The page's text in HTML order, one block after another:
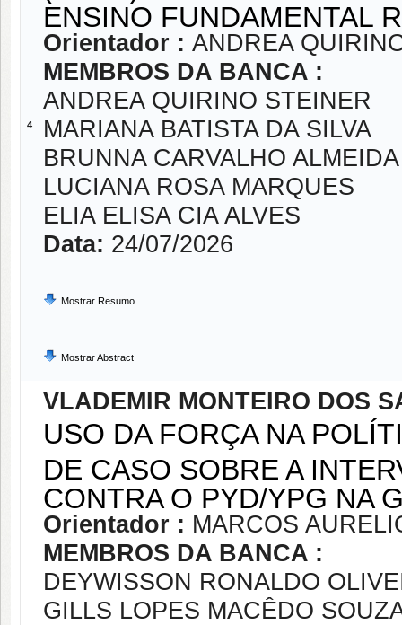
4
ENSINO FUNDAMENTAL
Orientador : ANDREA
MEMBROS DA BANCA :
ANDREA QUIRINO STEINER
MARIANA BATISTA DA SILVA
BRUNNA CARVALHO
LUCIANA ROSA MARQUES
ELIA ELISA CIA ALVES
Data: 24/07/2026
Mostrar Resumo
Mostrar Abstract
VLADEMIR MONTEIRO DOS
USO DA FORÇA NA
DE CASO SOBRE A
CONTRA O PYD/YPG NA
Orientador : MARCOS
MEMBROS DA BANCA :
DEYWISSON RONALDO
GILLS LOPES MACÊDO